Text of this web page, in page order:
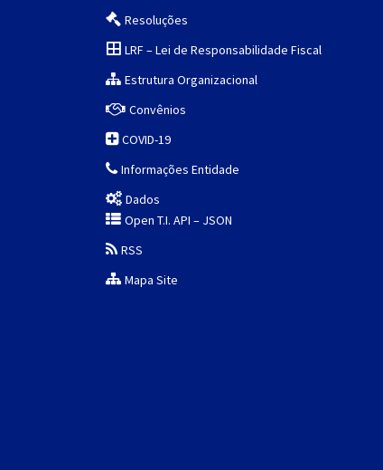
Resoluções
LRF – Lei de Responsabilidade Fiscal
Estrutura Organizacional
Convênios
COVID-19
Informações Entidade
Dados
Open T.I. API – JSON
RSS
Mapa Site